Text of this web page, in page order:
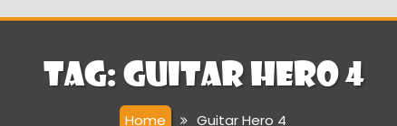
Tag: Guitar Hero 4
Home Guitar Hero 4